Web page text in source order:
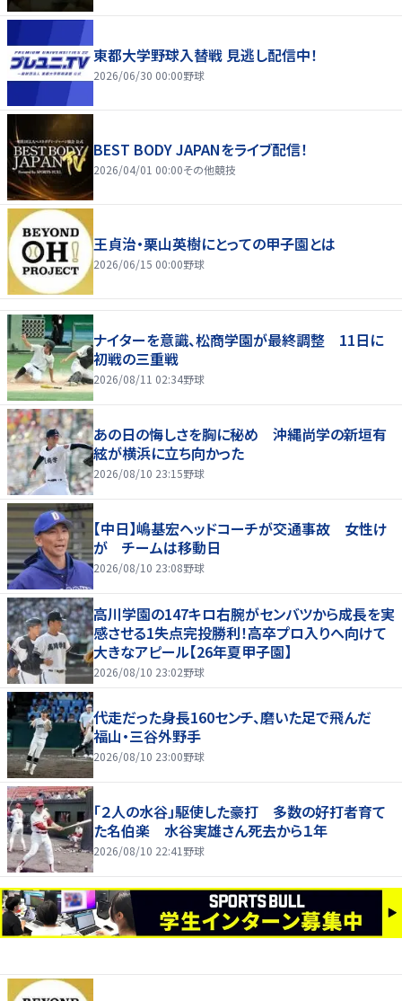
東都大学野球入替戦 見逃し配信中！
2026/06/30 00:00野球
BEST BODY JAPANをライブ配信！
2026/04/01 00:00その他競技
王貞治・栗山英樹にとっての甲子園とは
2026/06/15 00:00野球
ナイターを意識、松商学園が最終調整 11日に
初戦の三重戦
2026/08/11 02:34野球
あの日の悔しさを胸に秘め 沖縄尚学の新垣有
絃が横浜に立ち向かった
2026/08/10 23:15野球
【中日】嶋基宏ヘッドコーチが交通事故 女性け
が チームは移動日
2026/08/10 23:08野球
高川学園の147キロ右腕がセンバツから成長を実
感させる1失点完投勝利！高卒プロ入りへ向けて
大きなアピール【26年夏甲子園】
2026/08/10 23:02野球
代走だった身長160センチ、磨いた足で飛んだ
福山・三谷外野手
2026/08/10 23:00野球
「２人の水谷」駆使した豪打 多数の好打者育て
た名伯楽 水谷実雄さん死去から１年
2026/08/10 22:41 野球